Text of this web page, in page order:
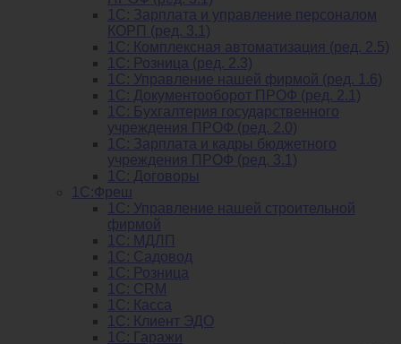
1C: Зарплата и управление персоналом
КОРП (ред. 3.1)
1C: Комплексная автоматизация (ред. 2.5)
1С: Розница (ред. 2.3)
1С: Управление нашей фирмой (ред. 1.6)
1С: Документооборот ПРОФ (ред. 2.1)
1C: Бухгалтерия государственного
учреждения ПРОФ (ред. 2.0)
1C: Зарплата и кадры бюджетного
учреждения ПРОФ (ред. 3.1)
1С: Договоры
1С:Фреш
1С: Управление нашей строительной
фирмой
1С: МДЛП
1С: Садовод
1С: Розница
1C: CRM
1C: Касса
1С: Клиент ЭДО
1С: Гаражи